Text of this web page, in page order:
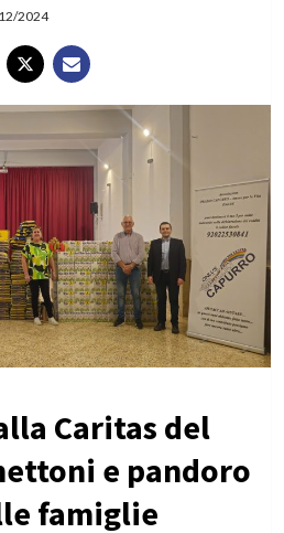
2024
Caritas del
e pandoro
famiglie